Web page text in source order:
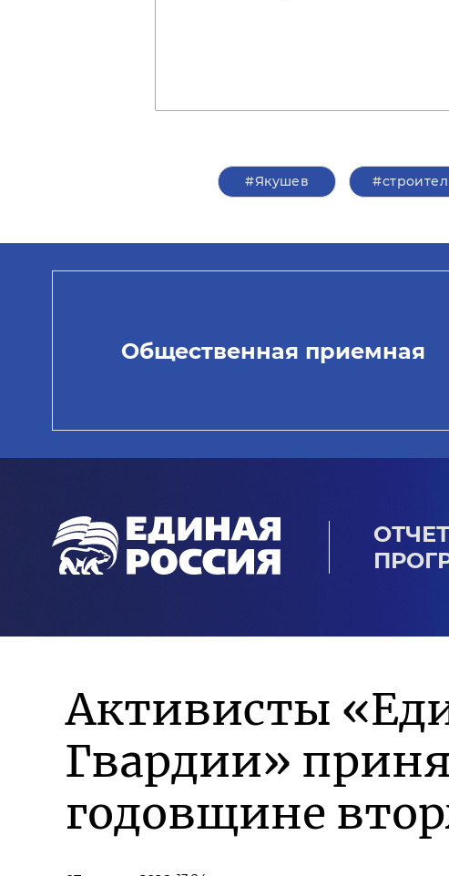
#Якушев
Общественная приемная
Активисты
Гвардии»
годовщине